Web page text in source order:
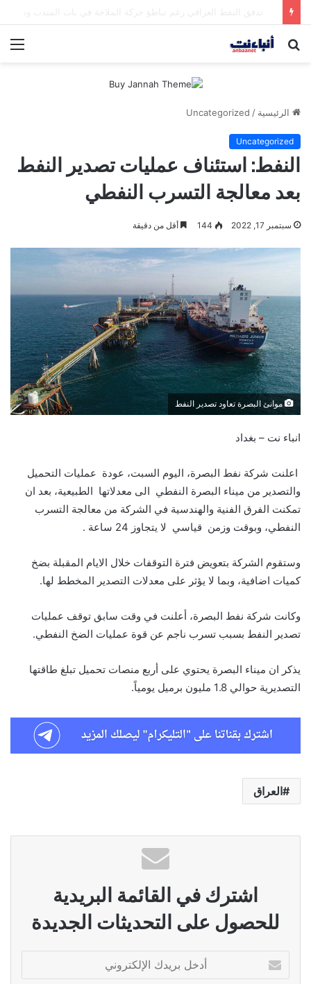
بحث
الرئيسية /
Uncategorized
Uncategorized
النفط: استئناف عمليات تصدير النفط
بعد معالجة التسرب النفطي
سبتمبر 17, 2022 144 أقل من دقيقة
موانئ البصرة تعاود تصدير النفط
انباء نت – بغداد
اعلنت شركة نفط البصرة، اليوم السبت، عودة عمليات التحميل
والتصدير من ميناء البصرة النفطي الى معدلاتها الطبيعية، بعد ان
تمكنت الفرق الفنية والهندسية في الشركة من معالجة التسرب
النفطي، وبوقت وزمن قياسي لا يتجاوز 24 ساعة .
وستقوم الشركة بتعويض فترة التوقفات خلال الايام المقبلة بضخ
كميات اضافية، وبما لا يؤثر على معدلات التصدير المخطط لها.
وكانت شركة نفط البصرة، أعلنت في وقت سابق توقف عمليات
تصدير النفط بسبب تسرب ناجم عن قوة عمليات الضخ النفطي.
يذكر ان ميناء البصرة يحتوي على أربع منصات تحميل تبلغ طاقتها
التصديرية حوالي 1.8 مليون برميل يومياً.
العراق
اشترك في القائمة البريدية
للحصول على التحديثات الجديدة
بريدك